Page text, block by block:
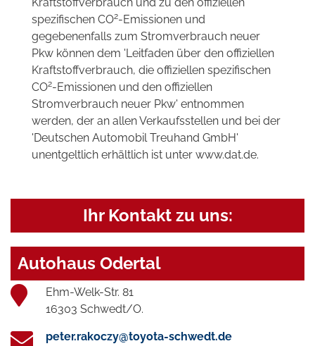
spezifischen CO2-Emissionen und
gegebenenfalls zum Stromverbrauch neuer
Pkw können dem 'Leitfaden über den offiziellen
Kraftstoffverbrauch, die offiziellen spezifischen
CO2-Emissionen und den offiziellen
Stromverbrauch neuer Pkw' entnommen
werden, der an allen Verkaufsstellen und bei der
'Deutschen Automobil Treuhand GmbH'
unentgeltlich erhältlich ist unter www.dat.de.
Ihr Kontakt zu uns:
Autohaus Odertal
Ehm-Welk-Str. 81
16303 Schwedt/O.
peter.rakoczy@toyota-schwedt.de